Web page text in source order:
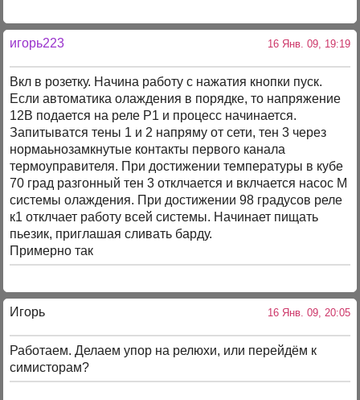
игорь223 16 Янв. 09, 19:19
Вкл в розетку. Начина работу с нажатия кнопки пуск.
Если автоматика олаждения в порядке, то напряжение
12В подается на реле Р1 и процесс начинается.
Запитыватся тены 1 и 2 напряму от сети, тен 3 через
нормаьнозамкнутые контакты первого канала
термоуправителя. При достижении температуры в кубе
70 град разгонный тен 3 отклчается и вклчается насос М
системы олаждения. При достижении 98 градусов реле
к1 отклчает работу всей системы. Начинает пищать
пьезик, приглашая сливать барду.
Примерно так
Игорь 16 Янв. 09, 20:05
Работаем. Делаем упор на релюхи, или перейдём к
симисторам?